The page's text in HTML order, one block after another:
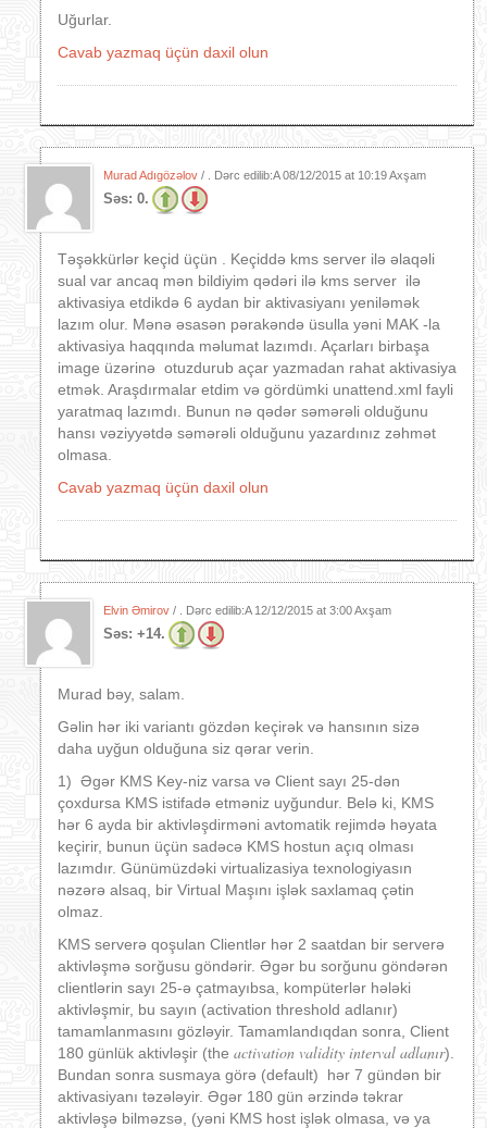
Uğurlar.
Cavab yazmaq üçün daxil olun
Murad Adıgözəlov / . Dərc edilib:A08/12/2015 at 10:19 Axşam
Səs: 0.
Təşəkkürlər keçid üçün . Keçiddə kms server ilə əlaqəli
sual var ancaq mən bildiyim qədəri ilə kms server ilə
aktivasiya etdikdə 6 aydan bir aktivasiyanı yeniləmək
lazım olur. Mənə əsasən pərakəndə üsulla yəni MAK -la
aktivasiya haqqında məlumat lazımdı. Açarları birbaşa
image üzərinə otuzdurub açar yazmadan rahat aktivasiya
etmək. Araşdırmalar etdim və gördümki unattend.xml fayli
yaratmaq lazımdı. Bunun nə qədər səmərəli olduğunu
hansı vəziyyətdə səmərəli olduğunu yazardınız zəhmət
olmasa.
Cavab yazmaq üçün daxil olun
Elvin Əmirov / . Dərc edilib:A 12/12/2015 at 3:00 Axşam
Səs: +14.
Murad bəy, salam.
Gəlin hər iki variantı gözdən keçirək və hansının sizə
daha uyğun olduğuna siz qərar verin.
1) Əgər KMS Key-niz varsa və Client sayı 25-dən
çoxdursa KMS istifadə etməniz uyğundur. Belə ki, KMS
hər 6 ayda bir aktivləşdirməni avtomatik rejimdə həyata
keçirir, bunun üçün sadəcə KMS hostun açıq olması
lazımdır. Günümüzdəki virtualizasiya texnologiyasın
nəzərə alsaq, bir Virtual Maşını işlək saxlamaq çətin
olmaz.
KMS serverə qoşulan Clientlər hər 2 saatdan bir serverə
aktivləşmə sorğusu göndərir. Əgər bu sorğunu göndərən
clientlərin sayı 25-ə çatmayıbsa, kompüterlər hələki
aktivləşmir, bu sayın (activation threshold adlanır)
tamamlanmasını gözləyir. Tamamlandıqdan sonra, Client
180 günlük aktivləşir (the activation validity interval adlanır).
Bundan sonra susmaya görə (default) hər 7 gündən bir
aktivasiyanı təzələyir. Əgər 180 gün ərzində təkrar
aktivləşə bilməzsə, (yəni KMS host işlək olmasa, və ya